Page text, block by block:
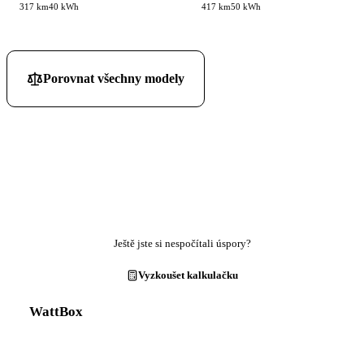
317 km40 kWh 417 km50 kWh
Porovnat všechny modely
Ještě jste si nespočítali úspory?
Vyzkoušet kalkulačku
WattBox